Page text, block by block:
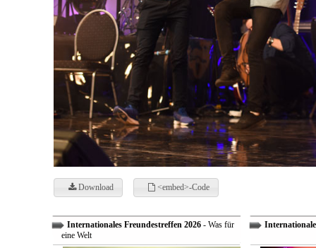
Download <embed>-Code
Internationales Freundestreffen 2026- Was für
eine Welt